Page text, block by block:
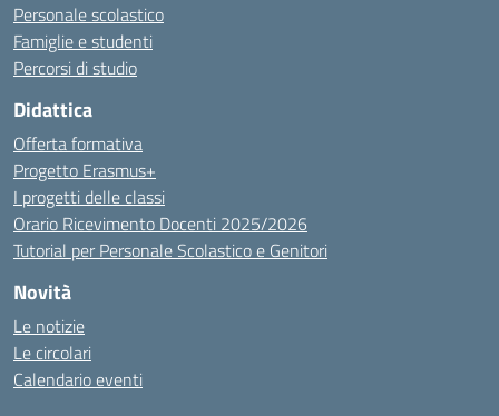
Personale scolastico
Famiglie e studenti
Percorsi di studio
Didattica
Offerta formativa
Progetto Erasmus+
I progetti delle classi
Orario Ricevimento Docenti 2025/2026
Tutorial per Personale Scolastico e Genitori
Novità
Le notizie
Le circolari
Calendario eventi